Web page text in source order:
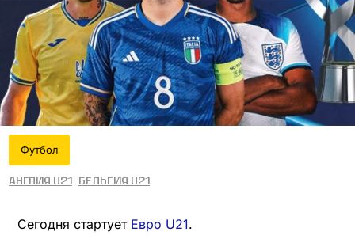
Футбол
Англия U21 Бельгия U21
Сегодня стартует Евро U21.